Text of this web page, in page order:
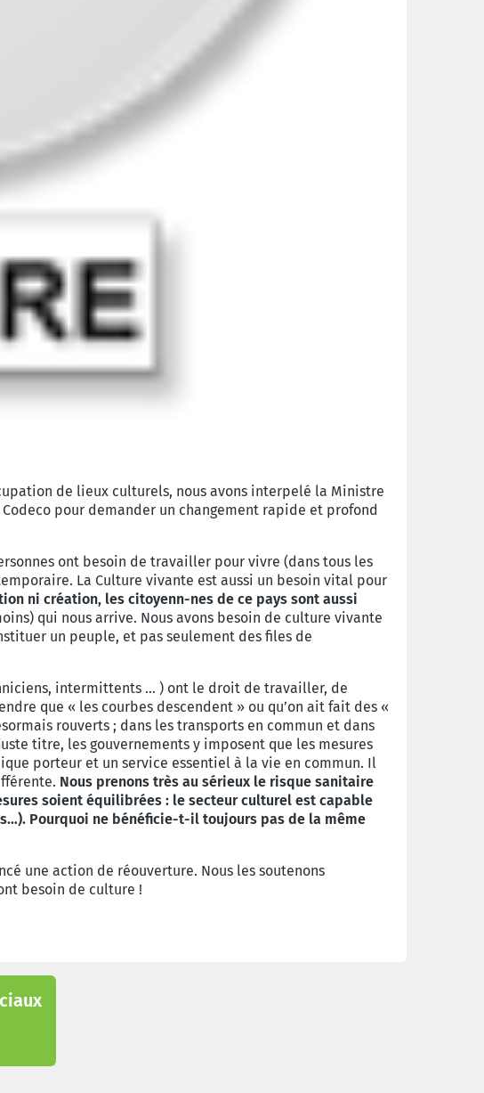
de lieux culturels, nous avons interpelé la Ministre
pour demander un changement rapide et profond
ont besoin de travailler pour vivre (dans tous les
La Culture vivante est aussi un besoin vital pour
ni création, les citoyenn-nes de ce pays sont aussi
qui nous arrive. Nous avons besoin de culture vivante
un peuple, et pas seulement des files de
intermittents … ) ont le droit de travailler, de
que « les courbes descendent » ou qu’on ait fait des «
rouverts ; dans les transports en commun et dans
titre, les gouvernements y imposent que les mesures
porteur et un service essentiel à la vie en commun. Il
Nous prenons très au sérieux le risque sanitaire
soient équilibrées : le secteur culturel est capable
Pourquoi ne bénéficie-t-il toujours pas de la même
une action de réouverture. Nous les soutenons
besoin de culture !